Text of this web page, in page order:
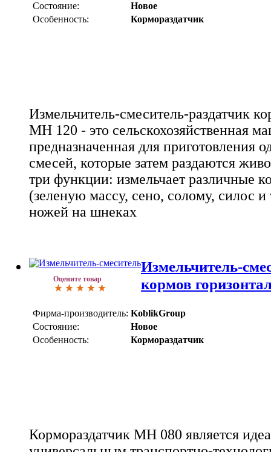
Состояние:
Новое
Особенность:
Кормораздатчик
Измельчитель-смеситель-раздатчик
MH 120 - это сельскохозяйственная
предназначенная для приготовления
смесей, которые затем раздаются
три функции: измельчает различные
(зеленую массу, сено, солому, силос
ножей на шнеках
Оцените товар
Измельчитель-
кормов
Фирма-производитель: KoblikGroup
Состояние:
Новое
Особенность:
Кормораздатчик
Кормораздатчик MH 080 является